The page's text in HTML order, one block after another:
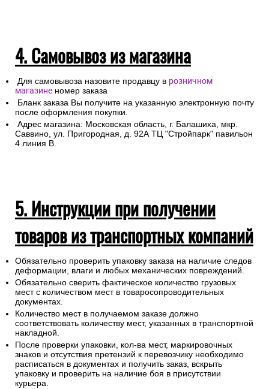
4. Самовывоз из магазина
Для самовывоза назовите продавцу в розничном
магазине номер заказа
Бланк заказа Вы получите на указанную электронную почту
после оформления покупки.
Адрес магазина: Московская область, г. Балашиха, мкр.
Саввино, ул. Пригородная, д. 92А ТЦ "Стройпарк" павильон
4 линия В.
5. Инструкции при получении
товаров из транспортных компаний
Обязательно проверить упаковку заказа на наличие следов
деформации, влаги и любых механических повреждений.
Обязательно сверить фактическое количество грузовых
мест с количеством мест в товаросопроводительных
документах.
Количество мест в получаемом заказе должно
соответствовать количеству мест, указанных в транспортной
накладной.
После проверки упаковки, кол-ва мест, маркировочных
знаков и отсутствия претензий к перевозчику необходимо
расписаться в документах и получить заказ, вскрыть
упаковку и проверить на наличие боя в присутствии
курьера.